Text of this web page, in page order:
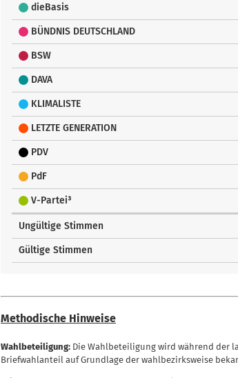
dieBasis
BÜNDNIS DEUTSCHLAND
BSW
DAVA
KLIMALISTE
LETZTE GENERATION
PDV
PdF
V-Partei³
Ungültige Stimmen
Gültige Stimmen
Methodische Hinweise
Wahlbeteiligung: Die Wahlbeteiligung wird während der
Briefwahlanteil auf Grundlage der wahlbezirksweise